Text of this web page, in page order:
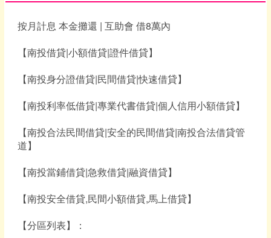
按月計息 本金攤還 | 互助會 借8萬內
【南投借貸|小額借貸|證件借貸】
【南投身分證借貸|民間借貸|快速借貸】
【南投利率低借貸|專業代書借貸|個人信用小額借貸】
【南投合法民間借貸|安全的民間借貸|南投合法借貸管
道】
【南投當鋪借貸|急救借貸|融資借貸】
【南投安全借貸,民間小額借貸,馬上借貸】
【分區列表】：